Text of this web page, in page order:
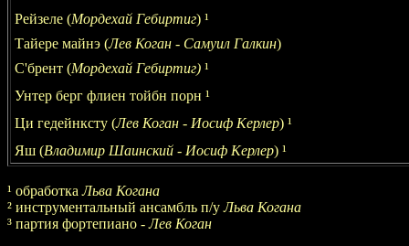
Рейзеле (Мордехай Гебиртиг) ¹
Тайере майнэ (Лев Коган - Самуил Галкин)
С'брент (Мордехай Гебиртиг) ¹
Унтер берг флиен тойбн порн ¹
Ци гедейнксту (Лев Коган - Иосиф Керлер) ¹
Яш (Владимир Шаинский - Иосиф Керлер) ¹
¹ обработкаЛьва Когана
² инструментальный ансамбль п/уЛьва Когана
³ партия фортепиано -Лев Коган